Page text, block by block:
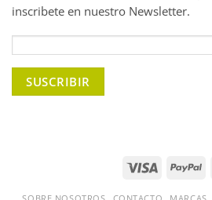
inscribete en nuestro Newsletter.
Visa